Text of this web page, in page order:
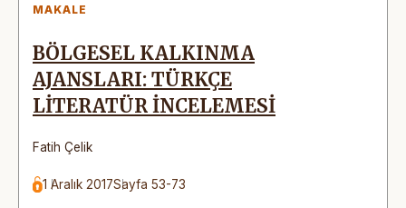
MAKALE
BÖLGESEL KALKINMA
AJANSLARI: TÜRKÇE
LİTERATÜR İNCELEMESİ
Fatih Çelik
1 Aralık 2017Sayfa 53-73